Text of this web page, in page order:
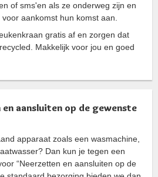
of sms'en als ze onderweg zijn en
aankomst hun komst aan.
gratis af en zorgen dat
Makkelijk voor jou en goed
aansluiten op de gewenste
apparaat zoals een wasmachine,
Dan kun je tegen een
“Neerzetten en aansluiten op de